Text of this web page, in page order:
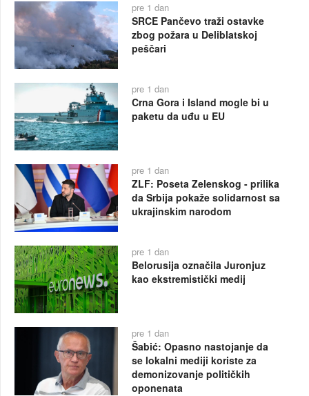
pre 1 dan
SRCE Pančevo traži ostavke
zbog požara u Deliblatskoj
peščari
pre 1 dan
Crna Gora i Island mogle bi u
paketu da uđu u EU
pre 1 dan
ZLF: Poseta Zelenskog - prilika
da Srbija pokaže solidarnost sa
ukrajinskim narodom
pre 1 dan
Belorusija označila Juronjuz
kao ekstremistički medij
pre 1 dan
Šabić: Opasno nastojanje da
se lokalni mediji koriste za
demonizovanje političkih
oponenata